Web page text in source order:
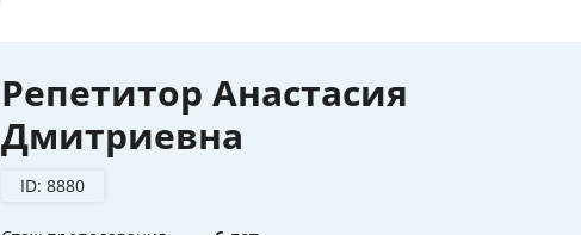
Репетитор Анастасия
Дмитриевна
ID: 8880